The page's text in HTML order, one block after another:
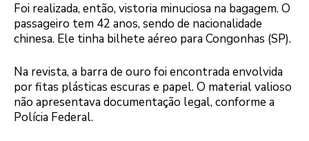
Foi realizada, então, vistoria minuciosa na bagagem. O
passageiro tem 42 anos, sendo de nacionalidade
chinesa. Ele tinha bilhete aéreo para Congonhas (SP).
Na revista, a barra de ouro foi encontrada envolvida
por fitas plásticas escuras e papel. O material valioso
não apresentava documentação legal, conforme a
Polícia Federal.